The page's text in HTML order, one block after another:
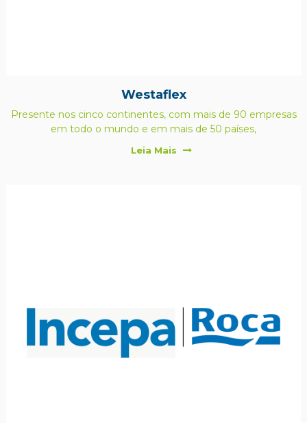
Westaflex
Presente nos cinco continentes, com mais de 90 empresas
em todo o mundo e em mais de 50 países,
Leia Mais